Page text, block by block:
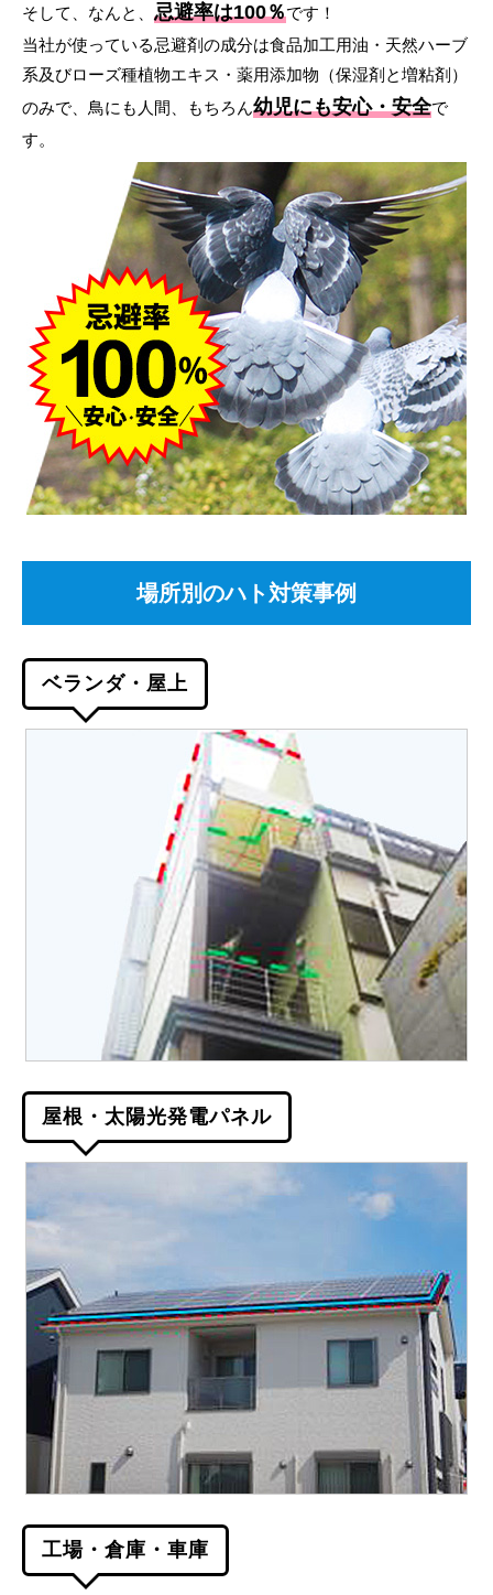
そして、なんと、 忌避率は100％です！
当社が使っている忌避剤の成分は食品加工用油・天然ハーブ
系及びローズ種植物エキス・薬用添加物（保湿剤と増粘剤）
のみで、鳥にも人間、もちろん幼児にも安心・安全で
す。
場所別のハト対策事例
ベランダ・屋上
屋根・太陽光発電パネル
工場・倉庫・車庫